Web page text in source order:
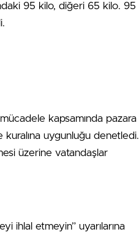
95 kilo, diğeri 65 kilo. 95
kapsamında pazara
kuralına uygunluğu denetledi.
üzerine vatandaşlar
ihlal etmeyin” uyarılarına